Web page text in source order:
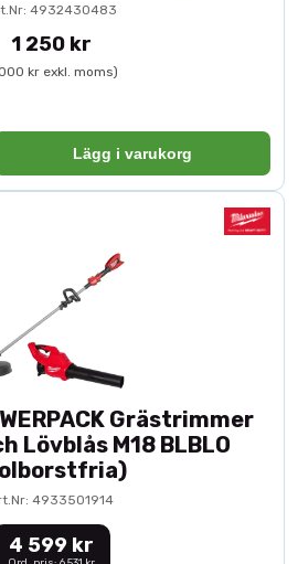
4932430483
1 250 kr
kr exkl. moms)
Lägg i varukorg
Grästrimmer
Lövblås M18 BLBLO
4933501914
4 599 kr